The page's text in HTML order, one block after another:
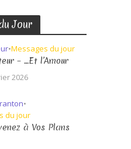
Jour
•Messages du jour
– …Et l’Amour
2026
•
du jour
à Vos Plans